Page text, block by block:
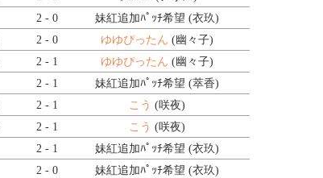
2 - 0 妹紅追加ﾊﾟｯﾁ希望 (衣玖)
2 - 0 ゆゆぴったん (幽々子)
2 - 1 ゆゆぴったん (幽々子)
2 - 1 妹紅追加ﾊﾟｯﾁ希望 (萃香)
2 - 1 こう (咲夜)
2 - 1 こう (咲夜)
2 - 1 妹紅追加ﾊﾟｯﾁ希望 (衣玖)
2 - 0 妹紅追加ﾊﾟｯﾁ希望 (衣玖)